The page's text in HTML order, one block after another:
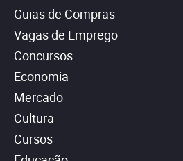
Guias de Compras
Vagas de Emprego
Concursos
Economia
Mercado
Cultura
Cursos